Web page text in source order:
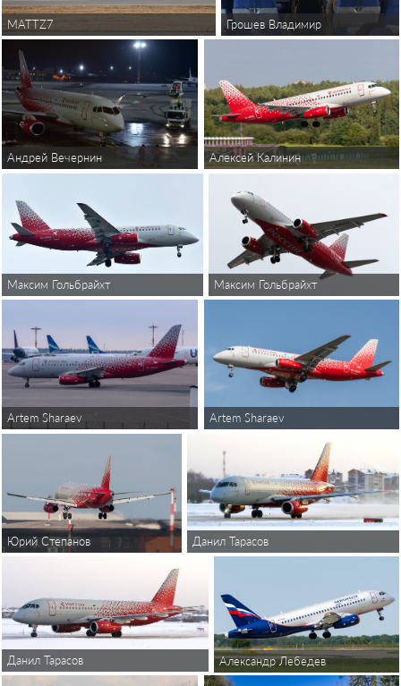
MATTZ7 Грошев Владимир
Андрей Вечернин Алексей Калинин
Максим Гольбрайхт Максим Гольбрайхт
Artem Sharaev Artem Sharaev
Юрий Степанов Данил Тарасов
Данил Тарасов Александр Лебедев